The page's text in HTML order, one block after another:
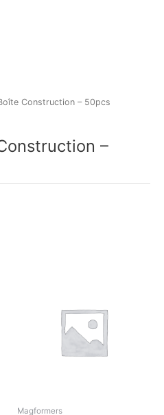
Construction – 50pcs
–
Magformers